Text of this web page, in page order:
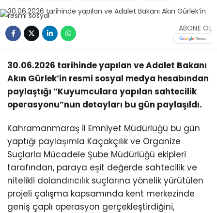
ABONE OL
30.06.2026 tarihinde yapılan ve Adalet Bakanı
Akın Gürlek’in resmi sosyal medya hesabından
paylaştığı ”Kuyumculara yapılan sahtecilik
operasyonu”nun detayları bu gün paylaşıldı.
Kahramanmaraş İl Emniyet Müdürlüğü bu gün
yaptığı paylaşımla Kaçakçılık ve Organize
Suçlarla Mücadele Şube Müdürlüğü ekipleri
tarafından, paraya eşit değerde sahtecilik ve
nitelikli dolandırıcılık suçlarına yönelik yürütülen
projeli çalışma kapsamında kent merkezinde
geniş çaplı operasyon gerçekleştirdiğini,